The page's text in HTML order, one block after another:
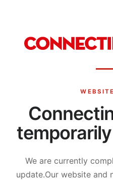
We are currently
update.Our website and